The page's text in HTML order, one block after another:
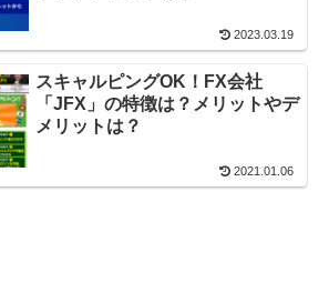
2023.03.19
スキャルピングOK！FX会社
「JFX」の特徴は？メリットやデ
メリットは？
2021.01.06